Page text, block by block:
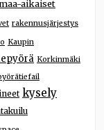
aikaiset
rakennusjärjestys
Kaupin
Korkinmäki
kysely